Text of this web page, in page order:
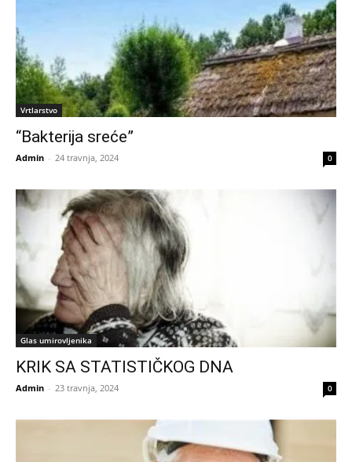
Vrtlarstvo
“Bakterija sreće”
Admin - 24 travnja, 2024 0
Glas umirovljenika
KRIK SA STATISTIČKOG DNA
Admin - 23 travnja, 2024 0